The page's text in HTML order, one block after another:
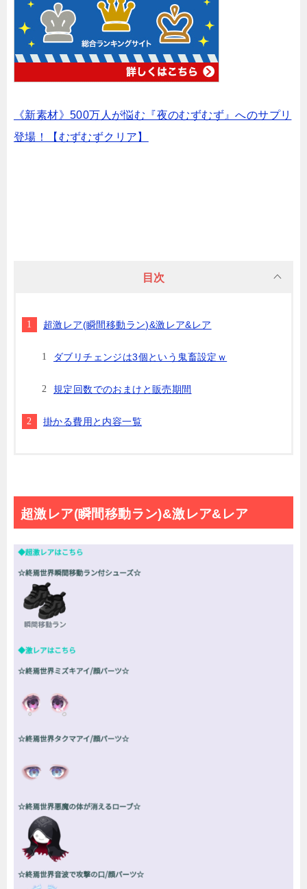
《新素材》500万人が悩む『夜のむずむず』へのサプリ
登場！【むずむずクリア】
目次
超激レア(瞬間移動ラン)&激レア&レア
ダブリチェンジは3個という鬼畜設定ｗ
規定回数でのおまけと販売期間
掛かる費用と内容一覧
超激レア(瞬間移動ラン)&激レア&レア